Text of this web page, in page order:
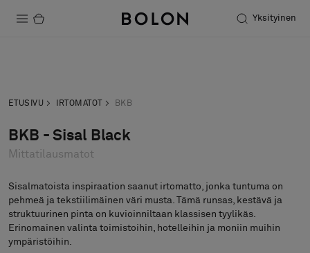
Yksityinen
Kestävä kehitys
Asennus
Puhdistus
Yhteistyötä suunnittelijoiden kanssa
ETUSIVU IRTOMATOT BKB
BKB - Sisal Black
Mittatilausmatot
Sisalmatoista inspiraation saanut irtomatto, jonka tuntuma on
pehmeä ja tekstiilimäinen väri musta. Tämä runsas, kestävä ja
struktuurinen pinta on kuvioinniltaan klassisen tyylikäs.
Erinomainen valinta toimistoihin, hotelleihin ja moniin muihin
ympäristöihin.